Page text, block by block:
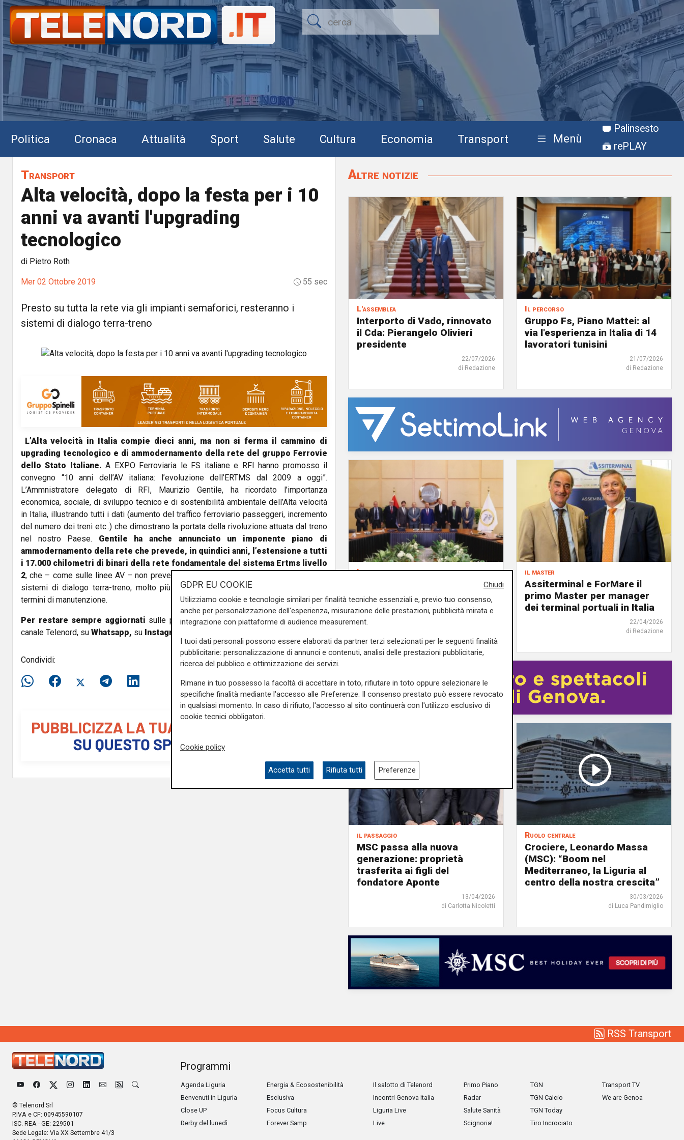
Politica Cronaca Attualità Sport Salute Cultura Economia Transport Menù
Palinsesto
rePLAY
Transport
Alta velocità, dopo la festa per i 10
anni va avanti l'upgrading
tecnologico
di Pietro Roth
Mer 02 Ottobre 2019 55 sec
Presto su tutta la rete via gli impianti semaforici, resteranno i
sistemi di dialogo terra-treno
L’Alta velocità in Italia compie dieci anni, ma non si ferma il cammino di
upgrading tecnologico e di ammodernamento della rete del gruppo Ferrovie
dello Stato Italiane. A EXPO Ferroviaria le FS italiane e RFI hanno promosso il
convegno “10 anni dell’AV italiana: l’evoluzione dell’ERTMS dal 2009 a oggi”.
L’Ammnistratore delegato di RFI, Maurizio Gentile, ha ricordato l’importanza
economica, sociale, di sviluppo tecnico e di sostenibilità ambientale dell’Alta velocità
in Italia, illustrando tutti i dati (aumento del traffico ferroviario passeggeri, incremento
del numero dei treni etc..) che dimostrano la portata della rivoluzione attuata dal treno
nel nostro Paese. Gentile ha anche annunciato un imponente piano di
ammodernamento della rete che prevede, in quindici anni, l’estensione a tutti
i 17.000 chilometri di binari della rete fondamentale del sistema Ertms livello
2, che – come sulle linee AV – non prevede più i sistemi semaforici e utilizza solo i
sistemi di dialogo terra-treno, molto più sicuri ed avanzati ed anche molto più in
termini di manutenzione.
Per restare sempre aggiornati sulle principali notizie sulla Liguria seguiteci sul
canale Telenord, su Whatsapp, su Instagram
Condividi:
Altre notizie
L'assemblea
Interporto di Vado, rinnovato
il Cda: Pierangelo Olivieri
presidente
22/07/2026
di Redazione
Il percorso
Gruppo Fs, Piano Mattei: al
via l'esperienza in Italia di 14
lavoratori tunisini
21/07/2026
di Redazione
Il progetto
Egitto, Alstom alla guida di un
consorzio firma contratti da
690 milioni
il master
Assiterminal e ForMare il
primo Master per manager
dei terminal portuali in Italia
22/04/2026
di Redazione
il passaggio
MSC passa alla nuova
generazione: proprietà
trasferita ai figli del
fondatore Aponte
13/04/2026
di Carlotta Nicoletti
Ruolo centrale
Crociere, Leonardo Massa
(MSC): “Boom nel
Mediterraneo, la Liguria al
centro della nostra crescita”
30/03/2026
di Luca Pandimiglio
RSS Transport
© Telenord Srl
P.IVA e CF: 00945590107
ISC. REA - GE: 229501
Sede Legale: Via XX Settembre 41/3
Programmi
Agenda Liguria
Benvenuti in Liguria
Close UP
Derby del lunedì
Energia & Ecosostenibilità
Esclusiva
Focus Cultura
Forever Samp
Il salotto di Telenord
Incontri Genova Italia
Liguria Live
Live
Primo Piano
Radar
Salute Sanità
Scignoria!
TGN
TGN Calcio
TGN Today
Tiro Incrociato
Transport TV
We are Genoa
Chiudi
GDPR EU COOKIE
Utilizziamo cookie e tecnologie similari per finalità tecniche essenziali e, previo tuo consenso,
anche per personalizzazione dell'esperienza, misurazione delle prestazioni, pubblicità mirata e
integrazione con piattaforme di audience measurement.
I tuoi dati personali possono essere elaborati da partner terzi selezionati per le seguenti finalità
pubblicitarie: personalizzazione di annunci e contenuti, analisi delle prestazioni pubblicitarie,
ricerca del pubblico e ottimizzazione dei servizi.
Rimane in tuo possesso la facoltà di accettare in toto, rifiutare in toto oppure selezionare le
specifiche finalità mediante l'accesso alle Preferenze. Il consenso prestato può essere revocato
in qualsiasi momento. In caso di rifiuto, l'accesso al sito continuerà con l'utilizzo esclusivo di
cookie tecnici obbligatori.
Cookie policy
Accetta tutti Rifiuta tutti Preferenze